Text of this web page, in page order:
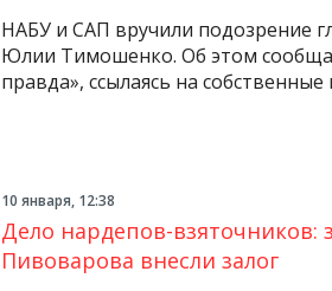
НАБУ и САП вручили подозрение
Юлии Тимошенко. Об этом
правда», ссылаясь на собственные
10 января, 12:38
Дело нардепов-взяточников:
Пивоварова внесли залог